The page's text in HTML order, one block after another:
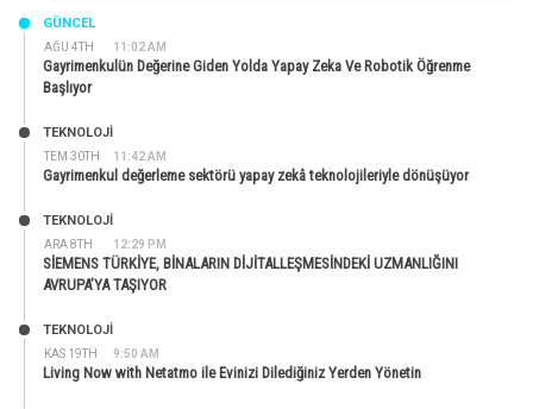
AĞU 4TH 11:02 AM
GÜNCEL
Gayrimenkulün Değerine Giden Yolda Yapay Zeka Ve Robotik Öğrenme
Başlıyor
TEM 30TH 11:42 AM
TEKNOLOJİ
Gayrimenkul değerleme sektörü yapay zekâ teknolojileriyle dönüşüyor
ARA 8TH 12:29 PM
TEKNOLOJİ
SİEMENS TÜRKİYE, BİNALARIN DİJİTALLEŞMESİNDEKİ UZMANLIĞINI
AVRUPA’YA TAŞIYOR
KAS 19TH 9:50 AM
TEKNOLOJİ
Living Now with Netatmo ile Evinizi Dilediğiniz Yerden Yönetin